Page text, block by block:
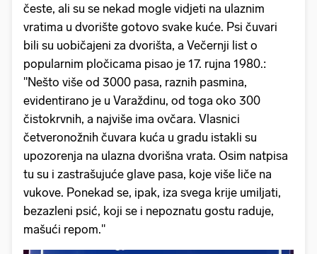
česte, ali su se nekad mogle vidjeti na ulaznim
vratima u dvorište gotovo svake kuće. Psi čuvari
bili su uobičajeni za dvorišta, a Večernji list o
popularnim pločicama pisao je 17. rujna 1980.:
"Nešto više od 3000 pasa, raznih pasmina,
evidentirano je u Varaždinu, od toga oko 300
čistokrvnih, a najviše ima ovčara. Vlasnici
četveronožnih čuvara kuća u gradu istakli su
upozorenja na ulazna dvorišna vrata. Osim natpisa
tu su i zastrašujuće glave pasa, koje više liče na
vukove. Ponekad se, ipak, iza svega krije umiljati,
bezazleni psić, koji se i nepoznatu gostu raduje,
mašući repom."